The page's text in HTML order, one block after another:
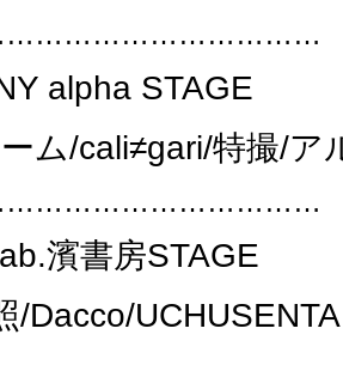
alpha STAGE
ム/cali≠gari/特撮/ア
濱書房STAGE
/Dacco/